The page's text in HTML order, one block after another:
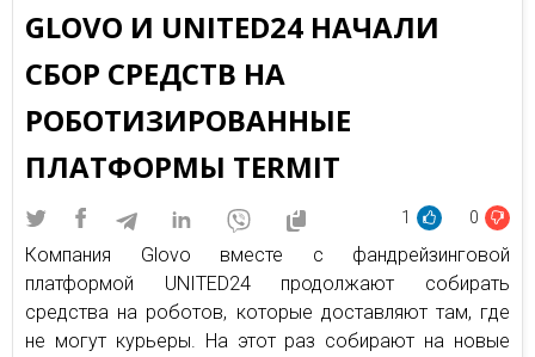
GLOVO И UNITED24 НАЧАЛИ
СБОР СРЕДСТВ НА
РОБОТИЗИРОВАННЫЕ
ПЛАТФОРМЫ TERMIT
1 0
Компания Glovo вместе с фандрейзинговой
платформой UNITED24 продолжают собирать
средства на роботов, которые доставляют там, где
не могут курьеры. На этот раз собирают на новые